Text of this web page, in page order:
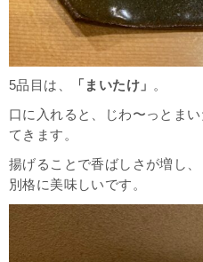
5品目は、 「まいたけ」 。
口に入れると、じわ〜っとま
てきます。
揚げることで香ばしさが増し
別格に美味しいです。